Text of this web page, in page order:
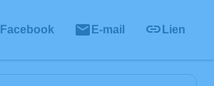
Facebook E-mail Lien